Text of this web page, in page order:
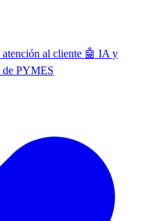
atención al cliente 🤖 IA y
de PYMES